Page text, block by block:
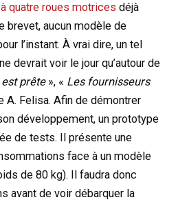
quatre roues motrices déjà
brevet, aucun modèle de
l’instant. À vrai dire, un tel
devrait voir le jour qu’autour de
prête», « Les fournisseurs
A. Felisa. Afin de démontrer
développement, un prototype
de tests. Il présente une
face à un modèle
de 80 kg). Il faudra donc
avant de voir débarquer la